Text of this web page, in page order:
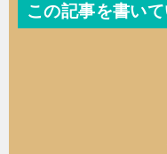
この記事を書い